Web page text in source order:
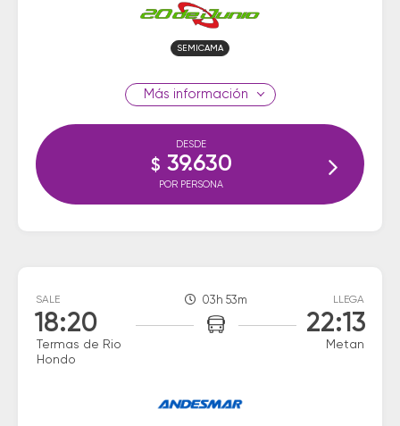
SEMICAMA
información
DESDE
$ 39.630
POR PERSONA
SALE
18:20
Termas de Rio
Hondo
03h 53m LLEGA
22:13
Metan